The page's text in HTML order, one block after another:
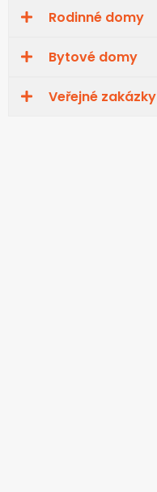
Rodinné domy
Bytové domy
Veřejné zakázky